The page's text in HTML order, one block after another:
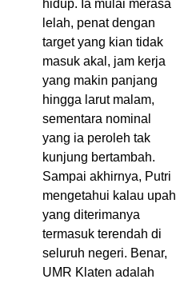
hidup. Ia mulai merasa
lelah, penat dengan
target yang kian tidak
masuk akal, jam kerja
yang makin panjang
hingga larut malam,
sementara nominal
yang ia peroleh tak
kunjung bertambah.
Sampai akhirnya, Putri
mengetahui kalau upah
yang diterimanya
termasuk terendah di
seluruh negeri. Benar,
UMR Klaten adalah